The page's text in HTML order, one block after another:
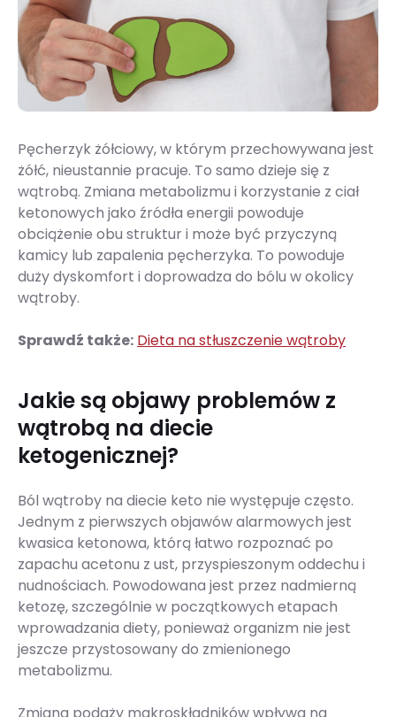
Pęcherzyk żółciowy, w którym przechowywana jest
żółć, nieustannie pracuje. To samo dzieje się z
wątrobą. Zmiana metabolizmu i korzystanie z ciał
ketonowych jako źródła energii powoduje
obciążenie obu struktur i może być przyczyną
kamicy lub zapalenia pęcherzyka. To powoduje
duży dyskomfort i doprowadza do bólu w okolicy
wątroby.
Sprawdź także: Dieta na stłuszczenie wątroby
Jakie są objawy problemów z
wątrobą na diecie
ketogenicznej?
Ból wątroby na diecie keto nie występuje często.
Jednym z pierwszych objawów alarmowych jest
kwasica ketonowa, którą łatwo rozpoznać po
zapachu acetonu z ust, przyspieszonym oddechu i
nudnościach. Powodowana jest przez nadmierną
ketozę, szczególnie w początkowych etapach
wprowadzania diety, ponieważ organizm nie jest
jeszcze przystosowany do zmienionego
metabolizmu.